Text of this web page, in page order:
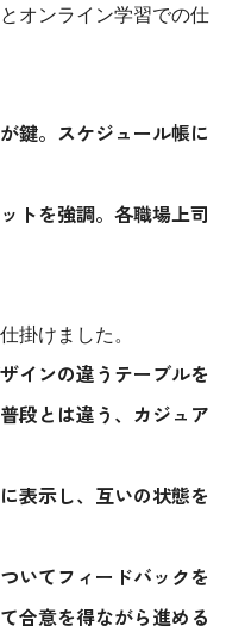
オンライン学習での仕
鍵。スケジュール帳に
トを強調。各職場上司
掛けました。
インの違うテーブルを
段とは違う、カジュア
表示し、互いの状態を
いてフィードバックを
合意を得ながら進める